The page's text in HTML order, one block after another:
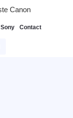
Canon
Contact